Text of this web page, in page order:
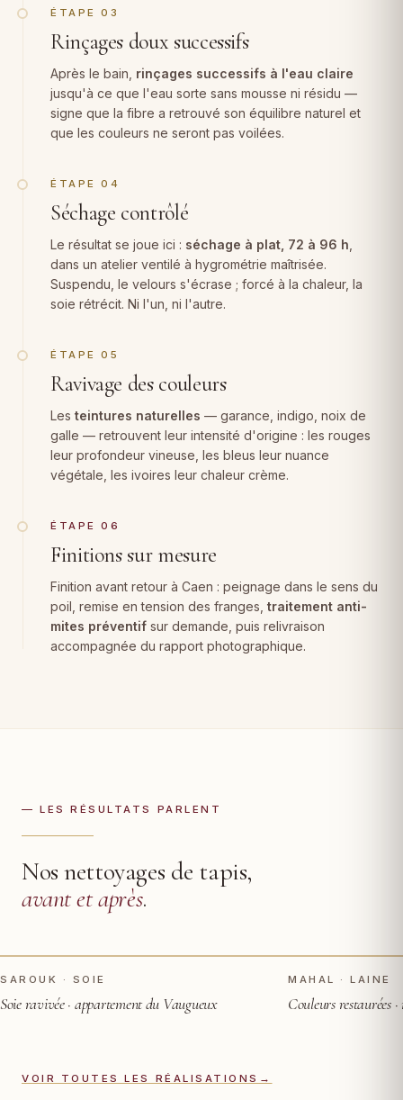
ÉTAPE 03
Rinçages doux successifs
Après le bain, rinçages successifs à l'eau claire
jusqu'à ce que l'eau sorte sans mousse ni résidu —
signe que la fibre a retrouvé son équilibre naturel et
que les couleurs ne seront pas voilées.
ÉTAPE 04
Séchage contrôlé
Le résultat se joue ici : séchage à plat, 72 à 96 h
dans un atelier ventilé à hygrométrie maîtrisée.
Suspendu, le velours s'écrase ; forcé à la chaleur, la
soie rétrécit. Ni l'un, ni l'autre.
ÉTAPE 05
Ravivage des couleurs
Les teintures naturelles — garance, indigo, noix de
galle — retrouvent leur intensité d'origine : les rouges
leur profondeur vineuse, les bleus leur nuance
végétale, les ivoires leur chaleur crème.
ÉTAPE 06
Finitions sur mesure
Finition avant retour à Caen : peignage dans le sens du
poil, remise en tension des franges, traitement anti-
mites préventif sur demande, puis relivraison
accompagnée du rapport photographique.
— LES RÉSULTATS PARLENT
Nos nettoyages de tapis,
avant et après.
AVANT
SAROUK · SOIE
Soie ravivée · appartement du Vaugueux
AVANT
MAHAL · LAINE
Couleurs restaurées
VOIR TOUTES LES RÉALISATIONS →